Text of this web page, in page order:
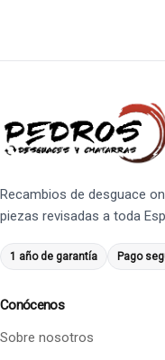
Recambios de desguace
piezas revisadas a toda
1 año de garantía Pago
Conócenos
Sobre nosotros